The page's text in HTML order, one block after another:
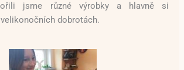
jsme různé výrobky a hlavně si
dobrotách.